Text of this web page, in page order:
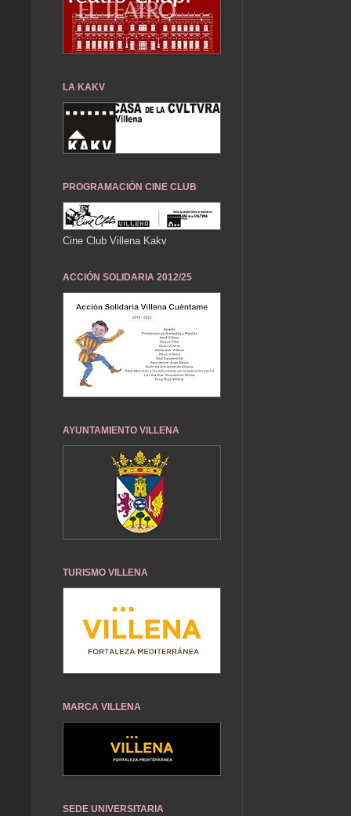
LA KAKV
PROGRAMACIÓN CINE CLUB
Cine Club Villena Kakv
ACCIÓN SOLIDARIA 2012/25
AYUNTAMIENTO VILLENA
TURISMO VILLENA
MARCA VILLENA
SEDE UNIVERSITARIA